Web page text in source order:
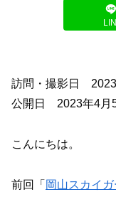
訪問・撮影日 2023
公開日 2023年4月
こんにちは。
前回「 岡山スカイ